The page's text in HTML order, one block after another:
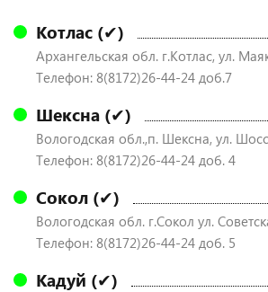
Котлас (✔)
Архангельская обл. г.Котлас, ул.
Телефон: 8(8172)26-44-24 доб.7
Шексна (✔)
Вологодская обл.,п. Шексна, ул.
Телефон: 8(8172)26-44-24 доб. 4
Сокол (✔)
Вологодская обл. г.Сокол ул.
Телефон: 8(8172)26-44-24 доб. 5
Кадуй (✔)